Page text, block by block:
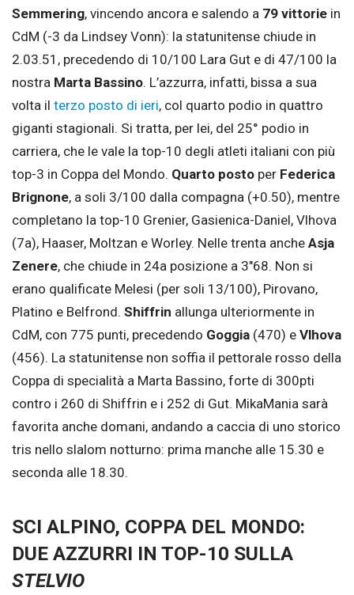
Semmering, vincendo ancora e salendo a 79 vittorie in
CdM (-3 da Lindsey Vonn): la statunitense chiude in
2.03.51, precedendo di 10/100 Lara Gut e di 47/100 la
nostra Marta Bassino. L’azzurra, infatti, bissa a sua
volta il terzo posto di ieri, col quarto podio in quattro
giganti stagionali. Si tratta, per lei, del 25° podio in
carriera, che le vale la top-10 degli atleti italiani con più
top-3 in Coppa del Mondo. Quarto posto per Federica
Brignone, a soli 3/100 dalla compagna (+0.50), mentre
completano la top-10 Grenier, Gasienica-Daniel, Vlhova
(7a), Haaser, Moltzan e Worley. Nelle trenta anche Asja
Zenere, che chiude in 24a posizione a 3″68. Non si
erano qualificate Melesi (per soli 13/100), Pirovano,
Platino e Belfrond. Shiffrin allunga ulteriormente in
CdM, con 775 punti, precedendo Goggia (470) e Vlhova
(456). La statunitense non soffia il pettorale rosso della
Coppa di specialità a Marta Bassino, forte di 300pti
contro i 260 di Shiffrin e i 252 di Gut. MikaMania sarà
favorita anche domani, andando a caccia di uno storico
tris nello slalom notturno: prima manche alle 15.30 e
seconda alle 18.30.
SCI ALPINO, COPPA DEL MONDO:
DUE AZZURRI IN TOP-10 SULLA
STELVIO